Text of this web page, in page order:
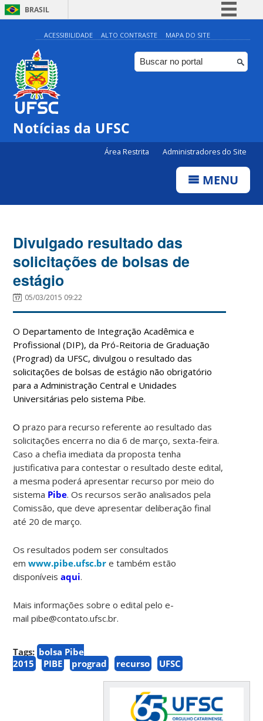
BRASIL
Simplifique!
Comunica BR
Participe
ACESSIBILIDADE ALTO CONTRASTE MAPA DO SITE
Notícias da UFSC
Área Restrita Administradores do Site
MENU
Divulgado resultado das
solicitações de bolsas de
estágio
05/03/2015 09:22
O Departamento de Integração Acadêmica e
Profissional (DIP), da Pró-Reitoria de Graduação
(Prograd) da UFSC, divulgou o resultado das
solicitações de bolsas de estágio não obrigatório
para a Administração Central e Unidades
Universitárias pelo sistema Pibe.
O prazo para recurso referente ao resultado das
solicitações encerra no dia 6 de março, sexta-feira.
Caso a chefia imediata da proposta tenha
justificativa para contestar o resultado deste edital,
a mesma poderá apresentar recurso por meio do
sistema Pibe. Os recursos serão analisados pela
Comissão, que deve apresentar deliberação final
até 20 de março.
Os resultados podem ser consultados
emwww.pibe.ufsc.br e também estão
disponíveisaqui.
Mais informações sobre o edital pelo e-
mail pibe@contato.ufsc.br.
Tags: bolsa Pibe
2015
PIBE prograd recurso UFSC